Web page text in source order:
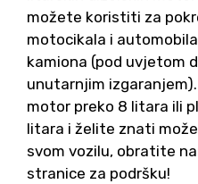
možete koristiti za
motocikala i
kamiona (pod uvjetom
unutarnjim
motor preko 8 litara ili
litara i želite znati
svom vozilu, obratite
stranice za podršku!